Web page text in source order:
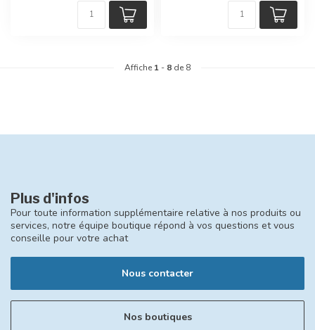
Affiche 1 - 8 de 8
Plus d'infos
Pour toute information supplémentaire relative à nos produits ou
services, notre équipe boutique répond à vos questions et vous
conseille pour votre achat
Nous contacter
Nos boutiques